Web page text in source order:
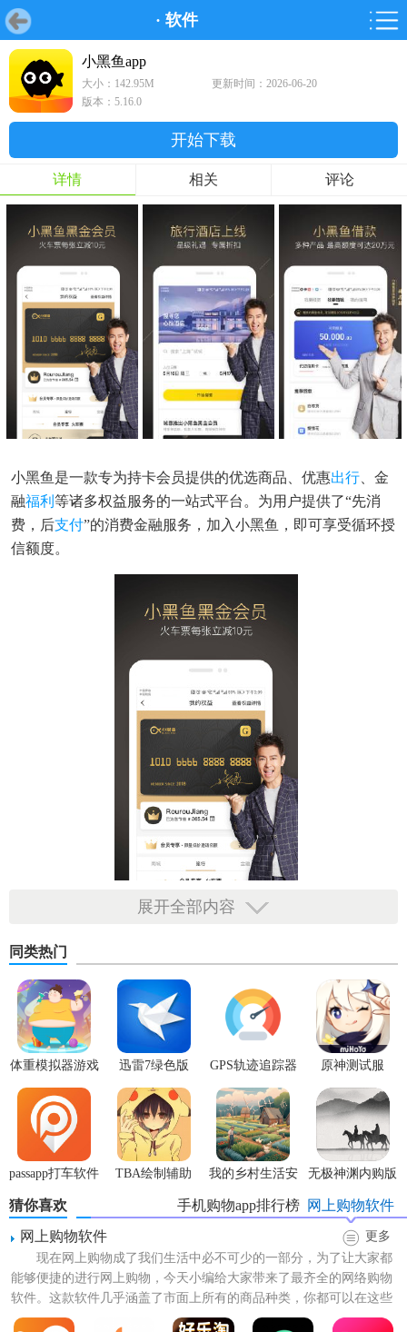
· 软件
首页 游戏
首页 游戏 软件 鸿蒙
游戏
鸿蒙
软件
小黑鱼app
大小：142.95M
更新时间：2026-06-20
版本：5.16.0
开始下载
详情 相关 评论
小黑鱼是一款专为持卡会员提供的优选商品、优惠出行、金
融福利 等诸多权益服务的一站式平台。为用户提供了“先消
费，后支付”的消费金融服务，加入小黑鱼，即可享受循环授
信额度。
1、手机充值随时随地，能量满满，流量、话费皆可充。
2、机票、酒店、 火车票、当地玩乐自在生活，出行无忧。交
通、住宿、玩乐一站全包。
3、免费小说阅读是最好的消遣方式，更何况它还免费。
4、今日运势去年信星座，今年信五行。运势如何大师给你
算。
5、搞笑视频千言万语，只为博你哈哈一笑。
6、生活消费打造一体化便捷消费新模式，打通线上线下，大
7、移动支付无卡、无现金的支付方式，安全、便捷的支付服
务。
8、互联网服务大数据平台，创造企业核心服务，融合传统金
展开全部内容
同类热门
体重模拟器游戏 迅雷7绿色版 GPS轨迹追踪器 原神测试服
passapp打车软件
中文版
TBA绘制辅助
我的乡村生活安
无极神渊内购版
猜你喜欢 网上购物软件
手机购物app排行榜
网上购物软件
更多
现在网上购物成了我们生活中必不可少的一部分，为了让大家都
能够便捷的进行网上购物，今天小编给大家带来了最齐全的网络购物
软件。这款软件几乎涵盖了市面上所有的商品种类，你都可以在这些
软件中挑选到自己心仪的商...